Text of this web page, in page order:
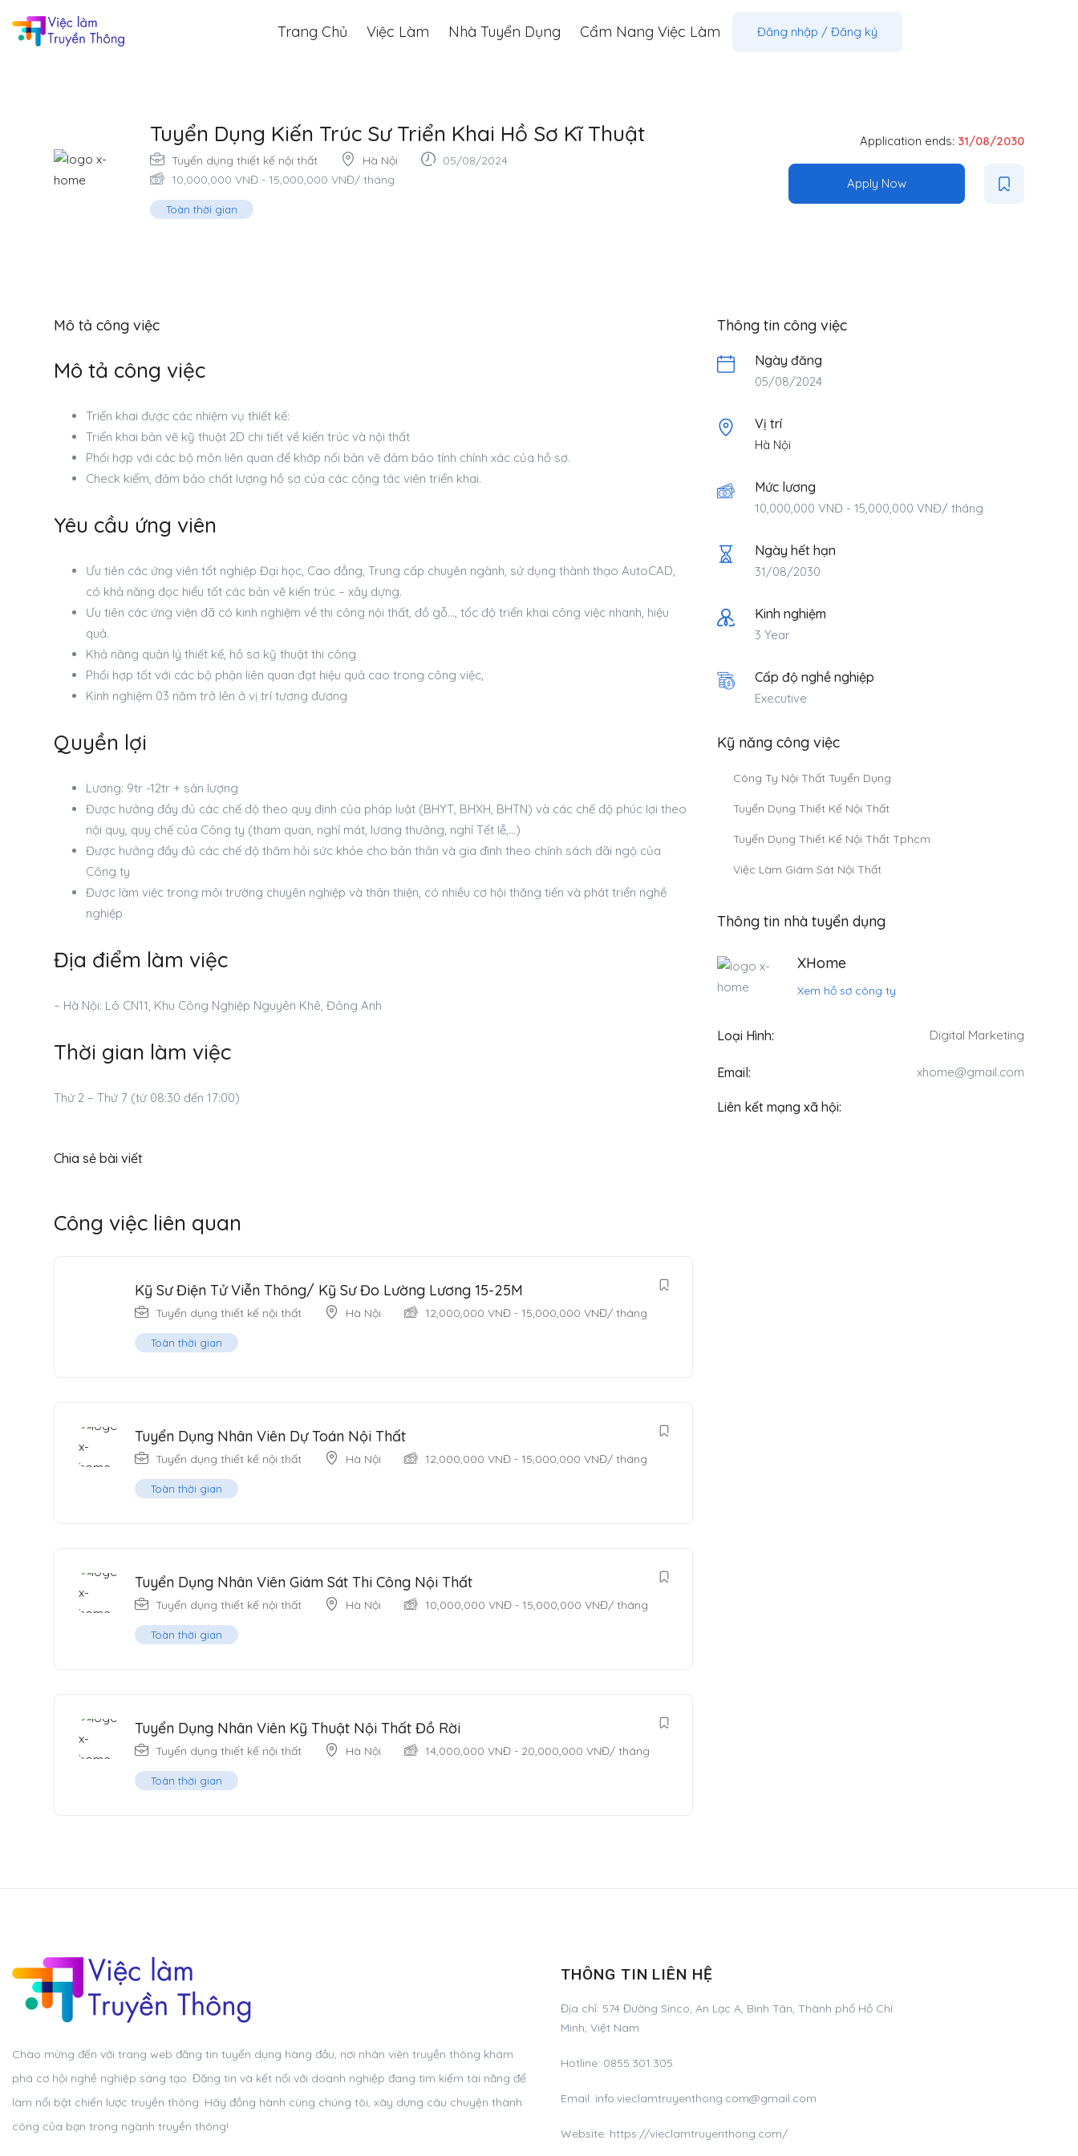
Trang Chủ Việc Làm Nhà Tuyển Dụng Cẩm Nang Việc Làm Đăng nhập / Đăng ký
Tuyển Dụng Kiến Trúc Sư Triển Khai Hồ Sơ Kĩ Thuật
Tuyển dụng thiết kế nội thất Hà Nội
05/08/2024
10,000,000 VNĐ - 15,000,000 VNĐ/ tháng
Toàn thời gian
Application ends: 31/08/2030
Apply Now
Mô tả công việc
Mô tả công việc
Triển khai được các nhiệm vụ thiết kế:
Triển khai bản vẽ kỹ thuật 2D chi tiết về kiến trúc và nội thất
Phối hợp với các bộ môn liên quan để khớp nối bản vẽ đảm bảo tính chính xác của hồ sơ.
Check kiểm, đảm bảo chất lượng hồ sơ của các cộng tác viên triển khai.
Yêu cầu ứng viên
Ưu tiên các ứng viên tốt nghiệp Đại học, Cao đẳng, Trung cấp chuyên ngành, sử dụng thành thạo AutoCAD,
có khả năng đọc hiểu tốt các bản vẽ kiến trúc – xây dựng.
Ưu tiên các ứng viện đã có kinh nghiệm về thi công nội thất, đồ gỗ…, tốc độ triển khai công việc nhanh, hiệu
quả.
Khả năng quản lý thiết kế, hồ sơ kỹ thuật thi công
Phối hợp tốt với các bộ phận liên quan đạt hiệu quả cao trong công việc,
Kinh nghiệm 03 năm trở lên ở vị trí tương đương
Quyền lợi
Lương: 9tr -12tr + sản lượng
Được hưởng đầy đủ các chế độ theo quy định của pháp luật (BHYT, BHXH, BHTN) và các chế độ phúc lợi theo
nội quy, quy chế của Công ty (tham quan, nghỉ mát, lương thưởng, nghỉ Tết lễ,…)
Được hưởng đầy đủ các chế độ thăm hỏi sức khỏe cho bản thân và gia đình theo chính sách đãi ngộ của
Công ty
Được làm việc trong môi trường chuyên nghiệp và thân thiện, có nhiều cơ hội thăng tiến và phát triển nghề
nghiệp
Địa điểm làm việc
– Hà Nội: Lô CN11, Khu Công Nghiệp Nguyên Khê, Đông Anh
Thời gian làm việc
Thứ 2 – Thứ 7 (từ 08:30 đến 17:00)
Chia sẻ bài viết
Công việc liên quan
Kỹ Sư Điện Tử Viễn Thông/ Kỹ Sư Đo Lường Lương 15-25M
Tuyển dụng thiết kế nội thất Hà Nội 12,000,000 VNĐ - 15,000,000 VNĐ/ tháng
Toàn thời gian
Tuyển Dụng Nhân Viên Dự Toán Nội Thất
Tuyển dụng thiết kế nội thất Hà Nội 12,000,000 VNĐ - 15,000,000 VNĐ/ tháng
Toàn thời gian
Tuyển Dụng Nhân Viên Giám Sát Thi Công Nội Thất
Tuyển dụng thiết kế nội thất Hà Nội 10,000,000 VNĐ - 15,000,000 VNĐ/ tháng
Toàn thời gian
Tuyển Dụng Nhân Viên Kỹ Thuật Nội Thất Đồ Rời
Tuyển dụng thiết kế nội thất Hà Nội 14,000,000 VNĐ - 20,000,000 VNĐ/ tháng
Toàn thời gian
Thông tin công việc
Ngày đăng
05/08/2024
Vị trí
Hà Nội
Mức lương
10,000,000 VNĐ - 15,000,000 VNĐ/ tháng
Ngày hết hạn
31/08/2030
Kinh nghiệm
3 Year
Cấp độ nghề nghiệp
Executive
Kỹ năng công việc
Công Ty Nội Thất Tuyển Dụng
Tuyển Dụng Thiết Kế Nội Thất
Tuyển Dụng Thiết Kế Nội Thất Tphcm
Việc Làm Giám Sát Nội Thất
Thông tin nhà tuyển dụng
XHome
Xem hồ sơ công ty
Loại Hình: Digital Marketing
Email: xhome@gmail.com
Liên kết mạng xã hội:
Chào mừng đến với trang web đăng tin tuyển dụng hàng đầu, nơi nhân viên truyền thông khám
phá cơ hội nghề nghiệp sáng tạo. Đăng tin và kết nối với doanh nghiệp đang tìm kiếm tài năng để
làm nổi bật chiến lược truyền thông. Hãy đồng hành cùng chúng tôi, xây dựng câu chuyện thành
công của bạn trong ngành truyền thông!
THÔNG TIN LIÊN HỆ
Địa chỉ: 574 Đường Sinco, An Lạc A, Bình Tân, Thành phố Hồ Chí
Minh, Việt Nam
Hotline: 0855.301.305
Email: info.vieclamtruyenthong.com@gmail.com
Website: https://vieclamtruyenthong.com/